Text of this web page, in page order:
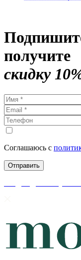
получите
скидку
Соглашаюсь с